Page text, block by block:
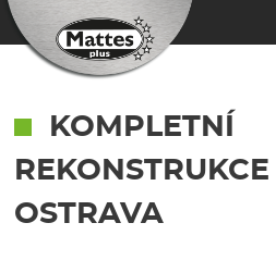
KOMPLETNÍ
OSTRAVA